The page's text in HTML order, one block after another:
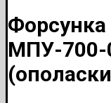
МПУ-700-